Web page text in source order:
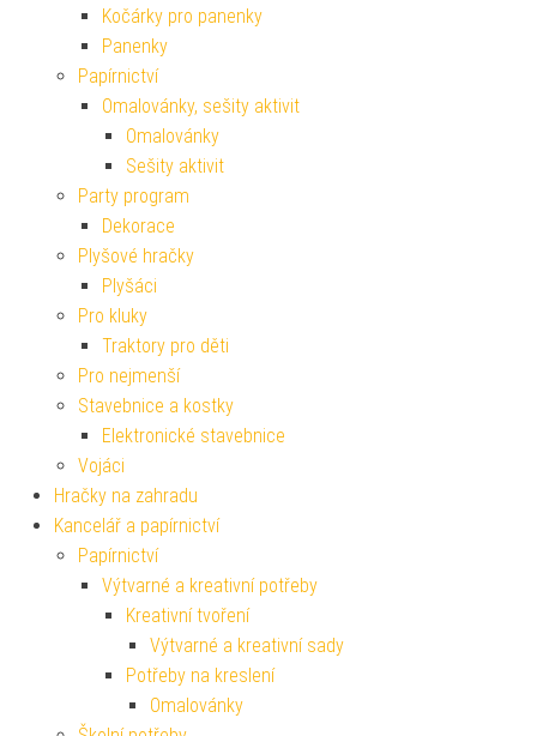
Kočárky pro panenky
Panenky
Papírnictví
Omalovánky, sešity aktivit
Omalovánky
Sešity aktivit
Party program
Dekorace
Plyšové hračky
Plyšáci
Pro kluky
Traktory pro děti
Pro nejmenší
Stavebnice a kostky
Elektronické stavebnice
Vojáci
Hračky na zahradu
Kancelář a papírnictví
Papírnictví
Výtvarné a kreativní potřeby
Kreativní tvoření
Výtvarné a kreativní sady
Potřeby na kreslení
Omalovánky